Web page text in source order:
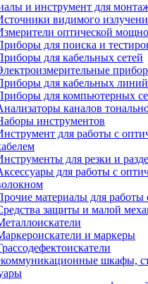
и инструмент для
видимого
оптической
для поиска и
для кабельных сетей
для кабельных линий
для компьютерных
каналов
инструментов
для работы с
для резки и
для работы с
материалы для работы
защиты и малой
и маркеры